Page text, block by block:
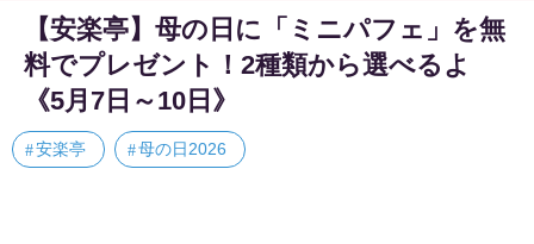
【安楽亭】母の日に「ミニパフェ」を無
料でプレゼント！2種類から選べるよ
《5月7日～10日》
安楽亭 母の日2026